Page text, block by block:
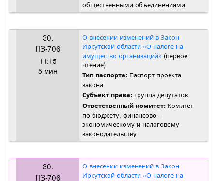
общественными объединениями
30.
ПЗ-706
11:15
5 мин
О внесении изменений в Закон
Иркутской области «О налоге на
имущество организаций» (первое
чтение)
Тип паспорта: Паспорт проекта
закона
Субъект права: группа депутатов
Ответственный комитет: Комитет
по бюджету, финансово -
экономическому и налоговому
законодательству
30.
ПЗ-706
О внесении изменений в Закон
Иркутской области «О налоге на